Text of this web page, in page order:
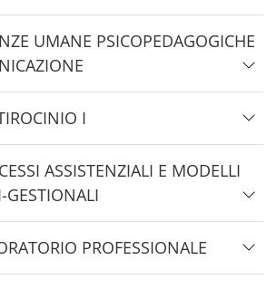
UMANE PSICOPEDAGOGICHE
I
ASSISTENZIALI E MODELLI
GESTIONALI
PROFESSIONALE